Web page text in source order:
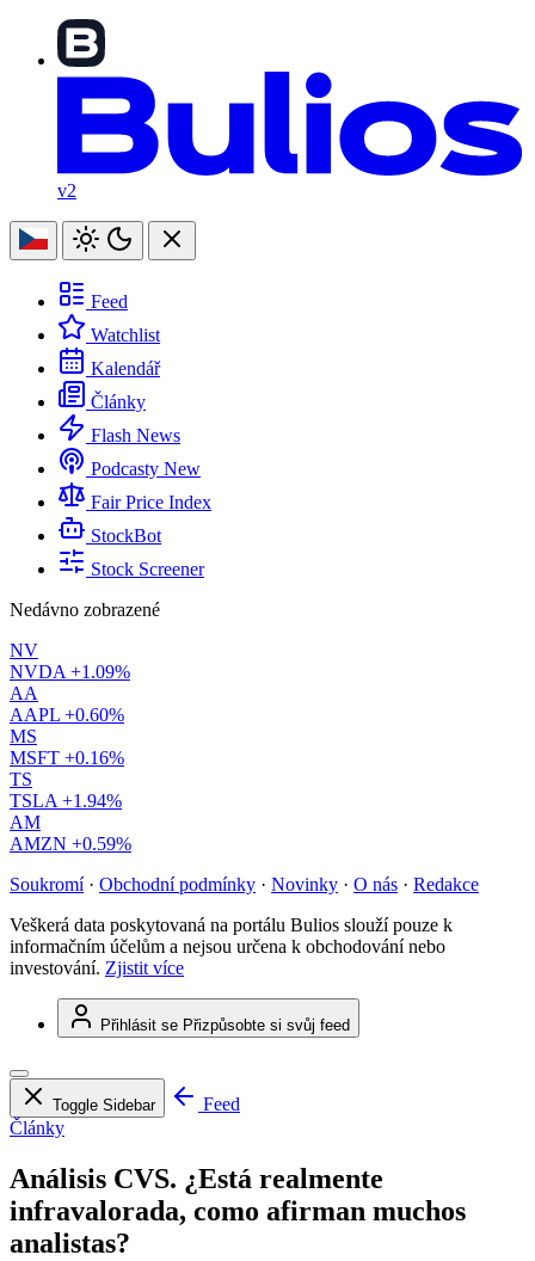
v2
Feed
Watchlist
Kalendář
Články
Flash News
Podcasty New
Fair Price Index
StockBot
Stock Screener
Nedávno zobrazené
NV
NVDA +1.09%
AA
AAPL +0.60%
MS
MSFT +0.16%
TS
TSLA +1.94%
AM
AMZN +0.59%
Soukromí · Obchodní podmínky · Novinky · O nás · Redakce
Veškerá data poskytovaná na portálu Bulios slouží pouze k
informačním účelům a nejsou určena k obchodování nebo
investování. Zjistit více
Přihlásit se Přizpůsobte si svůj feed
Toggle Sidebar
Feed
Články
Análisis CVS. ¿Está realmente
infravalorada, como afirman muchos
analistas?